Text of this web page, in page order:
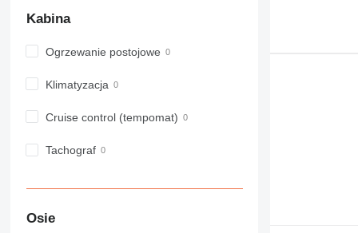
Kabina
Ogrzewanie postojowe
Klimatyzacja
Cruise control (tempomat)
Tachograf
Osie